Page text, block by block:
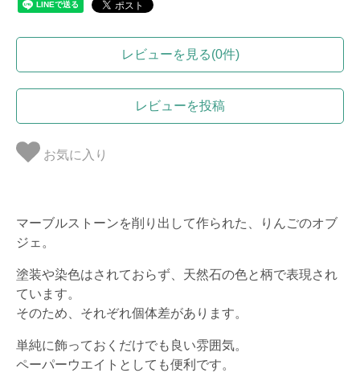
レビューを見る(0件)
レビューを投稿
お気に入り
マーブルストーンを削り出して作られた、りんごのオブ
ジェ。
塗装や染色はされておらず、天然石の色と柄で表現され
ています。
そのため、それぞれ個体差があります。
単純に飾っておくだけでも良い雰囲気。
ペーパーウエイトとしても便利です。